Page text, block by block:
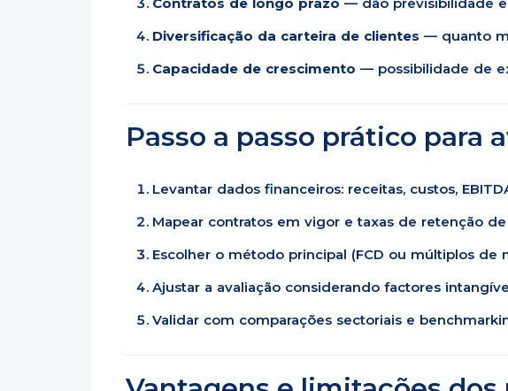
Contratos de longo prazo — dão previsibilidade
Diversificação da carteira de clientes — quanto
Capacidade de crescimento — possibilidade de
Passo a passo prático para
Levantar dados financeiros: receitas, custos,
Mapear contratos em vigor e taxas de retenção
Escolher o método principal (FCD ou múltiplos de
Ajustar a avaliação considerando factores
Validar com comparações sectoriais e